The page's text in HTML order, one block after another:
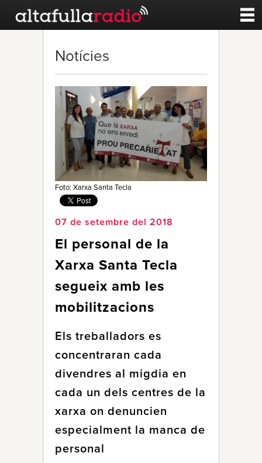
Esports
Noticies
Qui Som
Notícies
Foto: Xarxa Santa Tecla
07 de setembre del 2018
El personal de la
Xarxa Santa Tecla
segueix amb les
mobilitzacions
Els treballadors es
concentraran cada
divendres al migdia en
cada un dels centres de la
xarxa on denuncien
especialment la manca de
personal